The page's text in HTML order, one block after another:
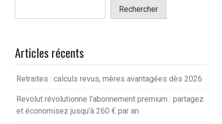
Rechercher
Articles récents
Retraites : calculs revus, mères avantagées dès 2026
Revolut révolutionne l’abonnement premium : partagez
et économisez jusqu’à 260 € par an